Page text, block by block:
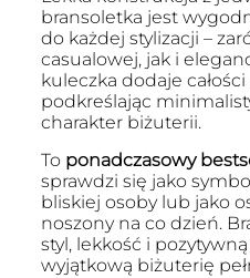
bransoletka jest
do każdej stylizacji –
casualowej, jak i
kuleczka dodaje
podkreślając
charakter biżuterii.
To ponadczasowy
sprawdzi się jako
bliskiej osoby lub jako
noszony na co dzień.
styl, lekkość i
wyjątkową biżuterię